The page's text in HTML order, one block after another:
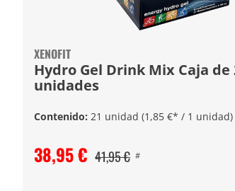
XENOFIT
Hydro Gel Drink Mix Caja de
unidades
Contenido: 21 unidad (1,85 €* / 1 unidad)
38,95 € 41,95 € #